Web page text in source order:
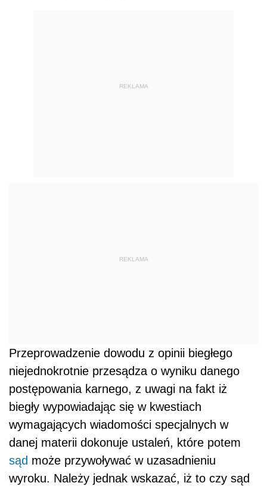
REKLAMA
REKLAMA
Przeprowadzenie dowodu z opinii biegłego
niejednokrotnie przesądza o wyniku danego
postępowania karnego, z uwagi na fakt iż
biegły wypowiadając się w kwestiach
wymagających wiadomości specjalnych w
danej materii dokonuje ustaleń, które potem
sąd może przywoływać w uzasadnieniu
wyroku. Należy jednak wskazać, iż to czy sąd